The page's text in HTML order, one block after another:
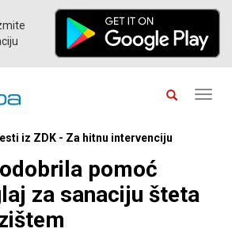
iz ZDK - Za hitnu intervenciju
pomoć
za sanaciju šteta